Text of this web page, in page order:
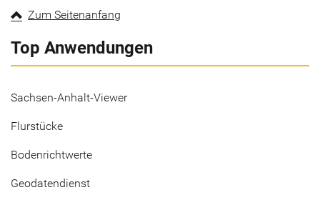
Zum Seitenanfang
Top Anwendungen
Sachsen-Anhalt-Viewer
Flurstücke
Bodenrichtwerte
Geodatendienst